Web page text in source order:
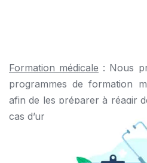
Formation médicale : Nous
programmes de formation
afin de les préparer à réagir
cas d’urgence médicale.